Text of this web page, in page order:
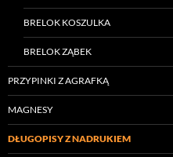
BRELOK KOSZULKA
BRELOK ZĄBEK
PRZYPINKI Z AGRAFKĄ
MAGNESY
DŁUGOPISY Z NADRUKIEM